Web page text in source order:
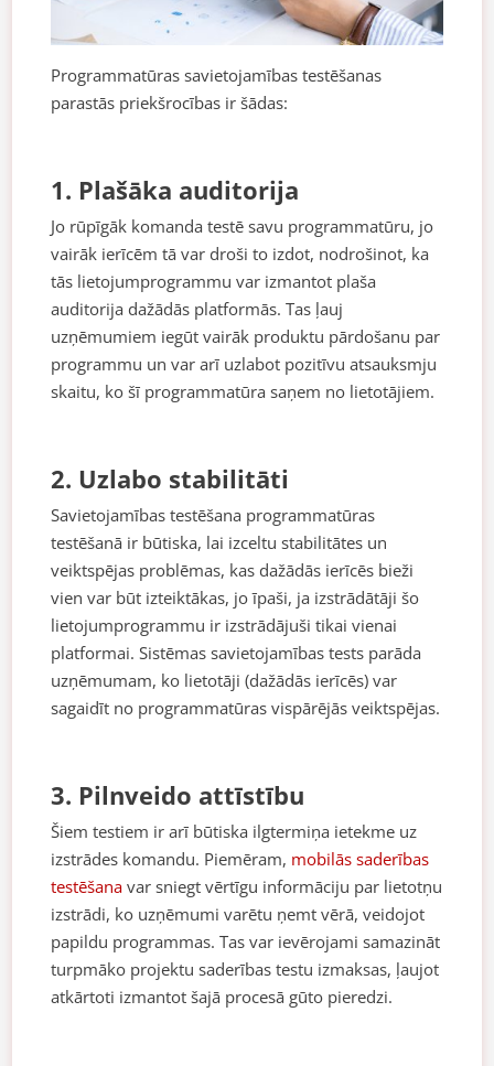
Programmatūras savietojamības testēšanas
parastās priekšrocības ir šādas:
1. Plašāka auditorija
Jo rūpīgāk komanda testē savu programmatūru, jo
vairāk ierīcēm tā var droši to izdot, nodrošinot, ka
tās lietojumprogrammu var izmantot plaša
auditorija dažādās platformās. Tas ļauj
uzņēmumiem iegūt vairāk produktu pārdošanu par
programmu un var arī uzlabot pozitīvu atsauksmju
skaitu, ko šī programmatūra saņem no lietotājiem.
2. Uzlabo stabilitāti
Savietojamības testēšana programmatūras
testēšanā ir būtiska, lai izceltu stabilitātes un
veiktspējas problēmas, kas dažādās ierīcēs bieži
vien var būt izteiktākas, jo īpaši, ja izstrādātāji šo
lietojumprogrammu ir izstrādājuši tikai vienai
platformai. Sistēmas savietojamības tests parāda
uzņēmumam, ko lietotāji (dažādās ierīcēs) var
sagaidīt no programmatūras vispārējās veiktspējas.
3. Pilnveido attīstību
Šiem testiem ir arī būtiska ilgtermiņa ietekme uz
izstrādes komandu. Piemēram, mobilās saderības
testēšana var sniegt vērtīgu informāciju par lietotņu
izstrādi, ko uzņēmumi varētu ņemt vērā, veidojot
papildu programmas. Tas var ievērojami samazināt
turpmāko projektu saderības testu izmaksas, ļaujot
atkārtoti izmantot šajā procesā gūto pieredzi.